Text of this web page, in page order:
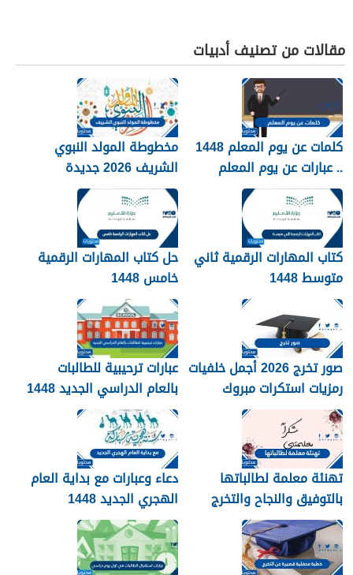
مقالات من تصنيف أدبيات
كلمات عن يوم المعلم 1448
.. عبارات عن يوم المعلم
مكتوبة 1448
مخطوطة المولد النبوي
الشريف 2026 جديدة
كتاب المهارات الرقمية ثاني
متوسط 1448
حل كتاب المهارات الرقمية
خامس 1448
صور تخرج 2026 أجمل خلفيات
رمزيات استكرات مبروك
التخرج 1448
عبارات ترحيبية للطالبات
بالعام الدراسي الجديد 1448
بالصور
تهنئة معلمة لطالباتها
بالتوفيق والنجاح والتخرج
2026
دعاء وعبارات مع بداية العام
الهجري الجديد 1448